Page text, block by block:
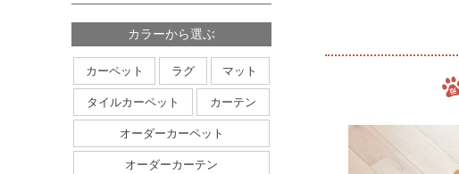
廊下敷き
約350ｘ450cm
約350ｘ500cm
円形サイズ
ダイニングサイズ
ストライプ＆ボーダー
円形
北欧デザイン
ナチュラルデザイン
無地・無地調
抽象柄
花柄
植物柄
鳥・動物
ストライプ・ボーダー
チェック
ドット
サークル
カラーから選ぶ
カーペット ラグ マット
タイルカーペット カーテン
オーダーカーペット
オーダーカーテン